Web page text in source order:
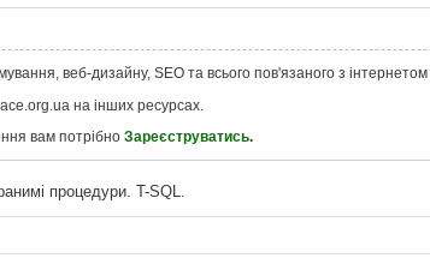
веб-дизайну, SEO та всього пов'язаного з
на інших ресурсах.
вам потрібно Зареєструватись.
процедури. T-SQL.